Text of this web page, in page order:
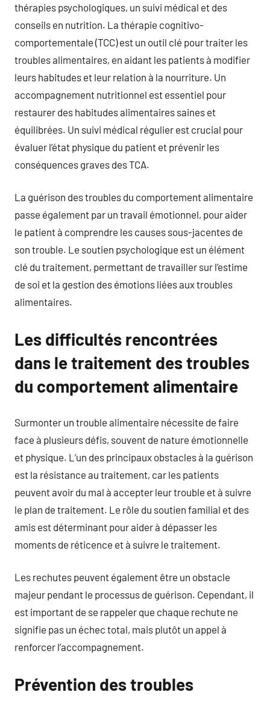
thérapies psychologiques, un suivi médical et des
conseils en nutrition. La thérapie cognitivo-
comportementale (TCC) est un outil clé pour traiter les
troubles alimentaires, en aidant les patients à modifier
leurs habitudes et leur relation à la nourriture. Un
accompagnement nutritionnel est essentiel pour
restaurer des habitudes alimentaires saines et
équilibrées. Un suivi médical régulier est crucial pour
évaluer l’état physique du patient et prévenir les
conséquences graves des TCA.
La guérison des troubles du comportement alimentaire
passe également par un travail émotionnel, pour aider
le patient à comprendre les causes sous-jacentes de
son trouble. Le soutien psychologique est un élément
clé du traitement, permettant de travailler sur l’estime
de soi et la gestion des émotions liées aux troubles
alimentaires.
Les difficultés rencontrées
dans le traitement des troubles
du comportement alimentaire
Surmonter un trouble alimentaire nécessite de faire
face à plusieurs défis, souvent de nature émotionnelle
et physique. L’un des principaux obstacles à la guérison
est la résistance au traitement, car les patients
peuvent avoir du mal à accepter leur trouble et à suivre
le plan de traitement. Le rôle du soutien familial et des
amis est déterminant pour aider à dépasser les
moments de réticence et à suivre le traitement.
Les rechutes peuvent également être un obstacle
majeur pendant le processus de guérison. Cependant, il
est important de se rappeler que chaque rechute ne
signifie pas un échec total, mais plutôt un appel à
renforcer l’accompagnement.
Prévention des troubles